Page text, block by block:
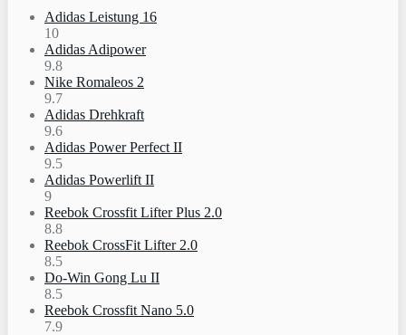
Adidas Leistung 16
10
Adidas Adipower
9.8
Nike Romaleos 2
9.7
Adidas Drehkraft
9.6
Adidas Power Perfect II
9.5
Adidas Powerlift II
9
Reebok Crossfit Lifter Plus 2.0
8.8
Reebok CrossFit Lifter 2.0
8.5
Do-Win Gong Lu II
8.5
Reebok Crossfit Nano 5.0
7.9